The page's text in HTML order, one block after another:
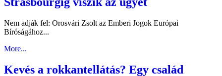
Nem adják fel: Orosvári Zsolt az Emberi Jogok Európai
Bíróságához...
More...
Kevés a rokkantellátás? Egy család